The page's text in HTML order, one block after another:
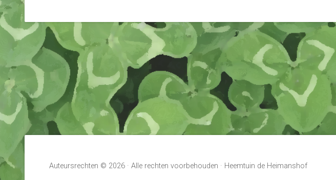
Auteursrechten © 2026 · Alle rechten voorbehouden · Heemtuin de Heimanshof